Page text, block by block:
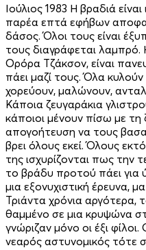
Ιούλιος 1983 Η βραδιά
παρέα επτά εφήβων
δάσος. Όλοι τους είναι
τους διαγράφεται λαμπρό.
Ορόρα Τζάκσον, είναι
πάει μαζί τους. Όλα
χορεύουν, μαλώνουν,
Κάποια ζευγαράκια
κάποιοι μένουν πίσω με τη
απογοήτευση να τους
βρει όλους εκεί. Όλους
της ισχυρίζονται πως την
το βράδυ προτού πάει για
μια εξονυχιστική έρευνα,
Τριάντα χρόνια
θαμμένο σε μια κρυψώνα
γνώριζαν μόνο οι έξι
νεαρός αστυνομικός τότε